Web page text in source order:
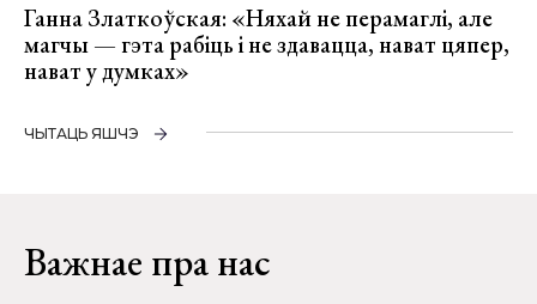
Ганна Златкоўская: «Няхай не перамаглі, але
магчы — гэта рабіць і не здавацца, нават цяпер,
нават у думках»
ЧЫТАЦЬ ЯШЧЭ
Важнае пра нас